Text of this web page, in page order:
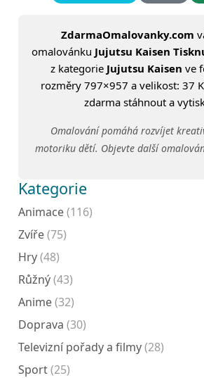
ZdarmaOmalovanky.com
omalovánku Jujutsu Kaisen
z kategorie Jujutsu Kaisen ve
rozměry 797×957 a velikost: 37
zdarma stáhnout a
Omalování pomáhá rozvíjet
motoriku dětí. Objevte další
Kategorie
Animace(116)
Zvíře(75)
Hry(48)
Růžný(43)
Anime(32)
Doprava (30)
Televizní pořady a filmy(28)
Sport(25)